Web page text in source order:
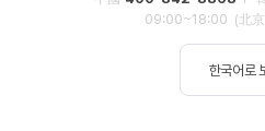
09:00~18:00 (北
한국어로